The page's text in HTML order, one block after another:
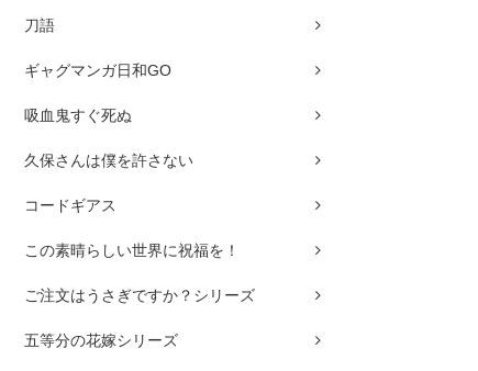
刀語
ギャグマンガ日和GO
吸血鬼すぐ死ぬ
久保さんは僕を許さない
コードギアス
この素晴らしい世界に祝福を！
ご注文はうさぎですか？シリーズ
五等分の花嫁シリーズ